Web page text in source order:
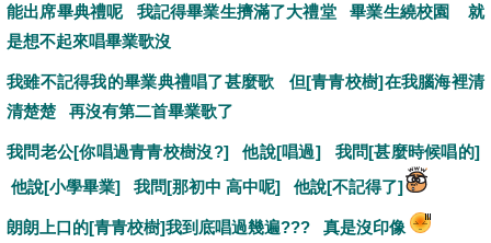
能出席畢典禮呢 我記得畢業生擠滿了大禮堂 畢業生繞校園 就
是想不起來唱畢業歌沒
我雖不記得我的畢業典禮唱了甚麼歌 但[青青校樹]在我腦海裡清
清楚楚 再沒有第二首畢業歌了
我問老公[你唱過青青校樹沒?] 他說[唱過] 我問[甚麼時候唱的]
他說[小學畢業] 我問[那初中 高中呢] 他說[不記得了]
朗朗上口的[青青校樹]我到底唱過幾遍??? 真是沒印像